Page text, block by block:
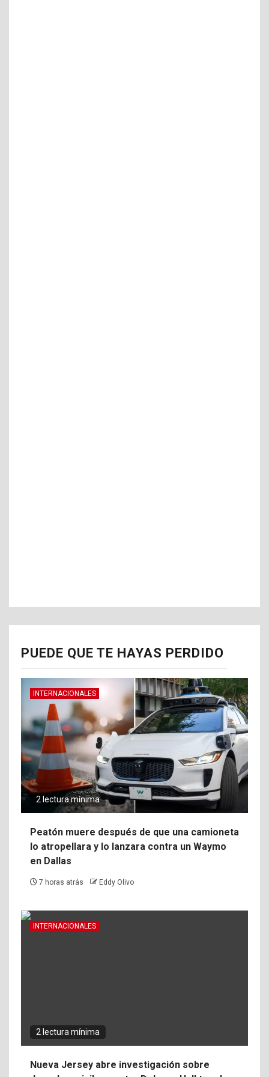
PUEDE QUE TE HAYAS PERDIDO
INTERNACIONALES
2 lectura mínima
Peatón muere después de que una camioneta
lo atropellara y lo lanzara contra un Waymo
en Dallas
7 horas atrás Eddy Olivo
INTERNACIONALES
2 lectura mínima
Nueva Jersey abre investigación sobre